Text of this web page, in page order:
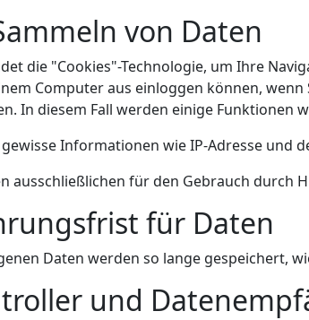
von Daten
die "Cookies"-Technologie, um Ihre
Computer aus einloggen können,
In diesem Fall werden einige
Informationen wie IP-Adresse und
ausschließlichen für den Gebrauch durch
für Daten
Daten werden so lange gespeichert,
und